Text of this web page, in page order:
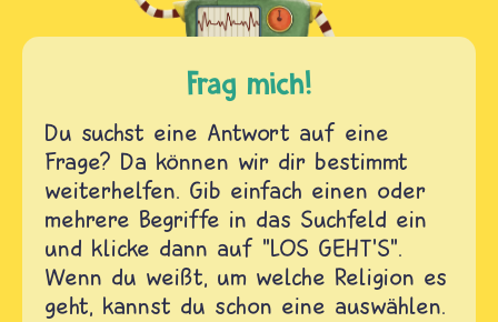
Frag mich!
Du suchst eine Antwort auf eine
Frage? Da können wir dir bestimmt
weiterhelfen. Gib einfach einen oder
mehrere Begriffe in das Suchfeld ein
und klicke dann auf "LOS GEHT'S".
Wenn du weißt, um welche Religion es
geht, kannst du schon eine auswählen.